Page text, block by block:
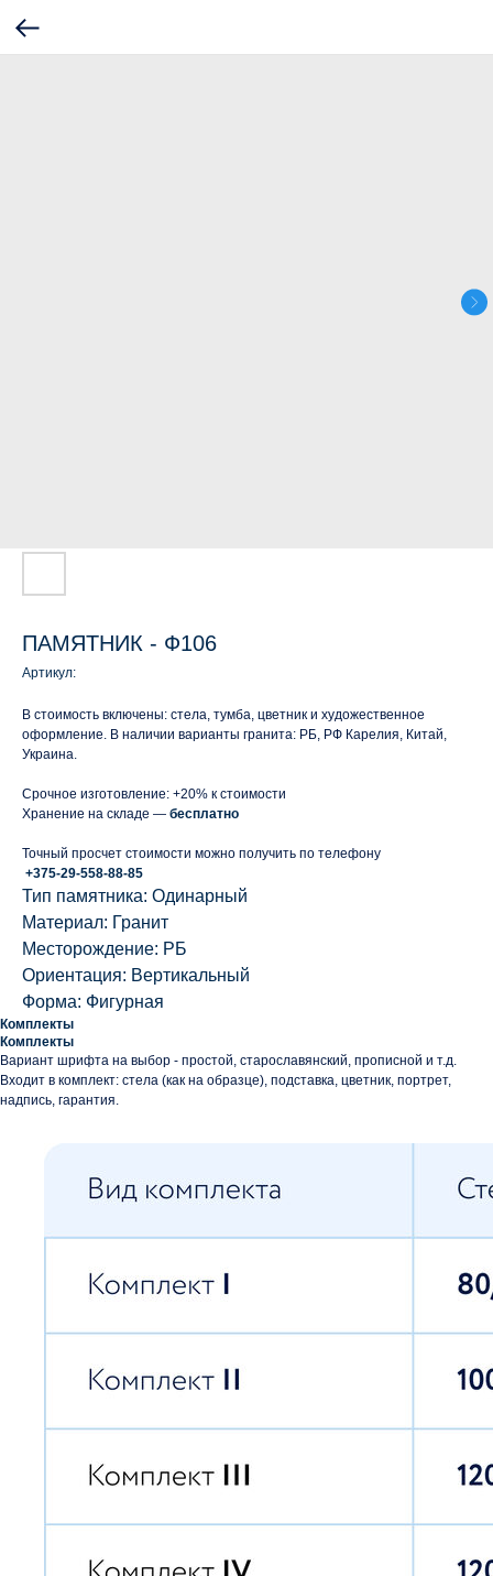
ПАМЯТНИК - Ф106
Артикул:
В стоимость включены: стела, тумба, цветник и художественное
оформление. В наличии варианты гранита: РБ, РФ Карелия, Китай,
Украина.
Срочное изготовление: +20% к стоимости
Хранение на складе — бесплатно
Точный просчет стоимости можно получить по телефону
+375-29-558-88-85
Тип памятника: Одинарный
Материал: Гранит
Месторождение: РБ
Ориентация: Вертикальный
Форма: Фигурная
Комплекты
Комплекты
Вариант шрифта на выбор - простой, старославянский, прописной и т.д.
Входит в комплект: стела (как на образце), подставка, цветник, портрет,
надпись, гарантия.